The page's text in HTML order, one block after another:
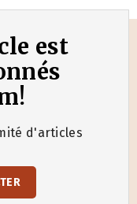
est
d'articles